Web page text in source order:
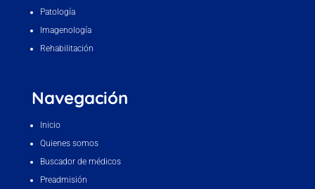
Patología
Imagenología
Rehabilitación
Navegación
Inicio
Quienes somos
Buscador de médicos
Preadmisión